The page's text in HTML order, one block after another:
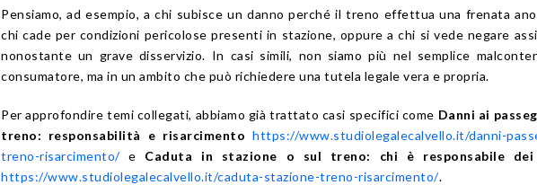
Pensiamo, ad esempio, a chi subisce un danno perché il treno effettua una frenata
chi cade per condizioni pericolose presenti in stazione, oppure a chi si vede negare
nonostante un grave disservizio. In casi simili, non siamo più nel semplice
consumatore, ma in un ambito che può richiedere una tutela legale vera e propria.
Per approfondire temi collegati, abbiamo già trattato casi specifici come Danni ai
treno: responsabilità e risarcimento https://www.studiolegalecalvello.it/danni-
treno-risarcimento/e Caduta in stazione o sul treno: chi è responsabile dei
https://www.studiolegalecalvello.it/caduta-stazione-treno-risarcimento/.